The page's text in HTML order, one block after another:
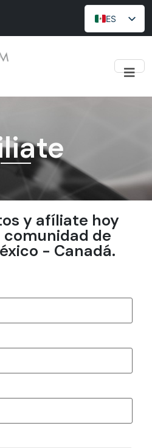
ES
DIRECTIVO
Y ENLACES
DAY
TRABAJO
CANCHAM
y afíliate hoy
comunidad de
- Canadá.